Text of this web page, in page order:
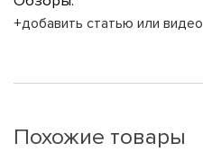
+добавить статью или видео
Похожие товары